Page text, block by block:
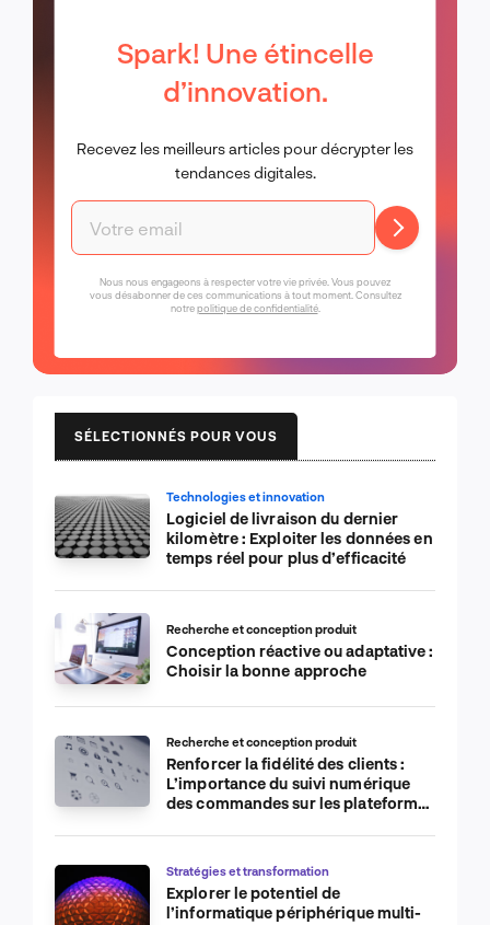
Spark! Une étincelle
d’innovation.
Recevez les meilleurs articles pour décrypter les
tendances digitales.
Nous nous engageons à respecter votre vie privée. Vous pouvez
vous désabonner de ces communications à tout moment. Consultez
notrepolitique de confidentialité.
SÉLECTIONNÉS POUR VOUS
Technologies et innovation
Logiciel de livraison du dernier
kilomètre : Exploiter les données en
temps réel pour plus d’efficacité
Recherche et conception produit
Conception réactive ou adaptative :
Choisir la bonne approche
Recherche et conception produit
Renforcer la fidélité des clients :
L’importance du suivi numérique
des commandes sur les plateformes
Stratégies et transformation
Explorer le potentiel de
l’informatique périphérique multi-